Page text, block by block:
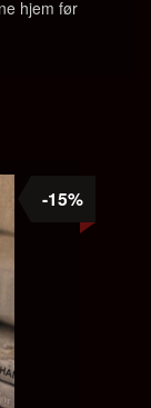
hjem før
-15%